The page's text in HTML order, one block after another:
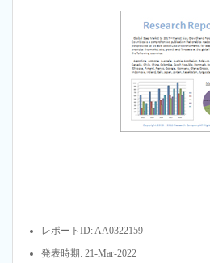
レポートID: AA0322159
発表時期: 21-Mar-2022